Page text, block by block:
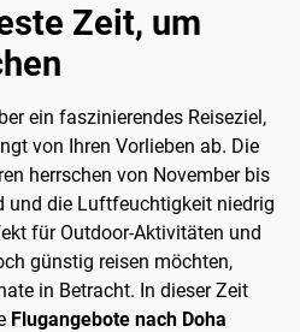
Zeit, um
ein faszinierendes Reiseziel,
von Ihren Vorlieben ab. Die
herrschen von November bis
und die Luftfeuchtigkeit niedrig
für Outdoor-Aktivitäten und
günstig reisen möchten,
in Betracht. In dieser Zeit
Flugangebote nach Doha